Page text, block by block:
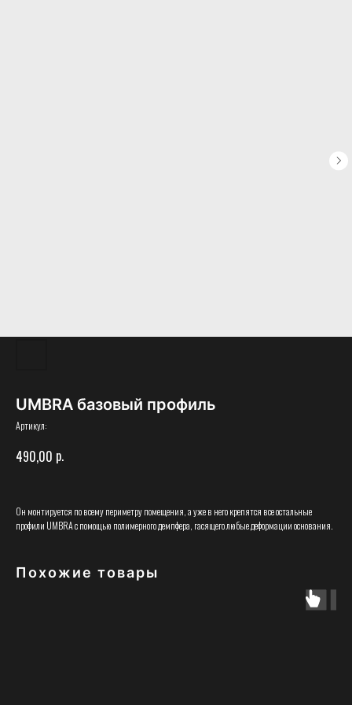
UMBRA базовый профиль
Артикул:
490,00 р.
Он монтируется по всему периметру помещения, а уже в него крепятся все остальные
профили UMBRA с помощью полимерного демпфера, гасящего любые деформации основания.
Похожие товары